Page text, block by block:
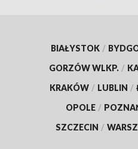
BIAŁYSTOK /
GORZÓW WLKP. /
KRAKÓW / LUBLIN /
OPOLE /
SZCZECIN /